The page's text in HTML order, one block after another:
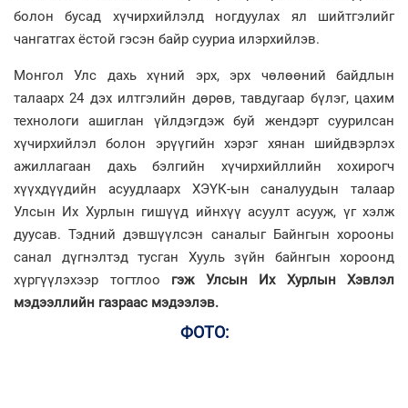
болон бусад хүчирхийлэлд ногдуулах ял шийтгэлийг
чангатгах ёстой гэсэн байр сууриа илэрхийлэв.
Монгол Улс дахь хүний эрх, эрх чөлөөний байдлын
талаарх 24 дэх илтгэлийн дөрөв, тавдугаар бүлэг, цахим
технологи ашиглан үйлдэгдэж буй жендэрт суурилсан
хүчирхийлэл болон эрүүгийн хэрэг хянан шийдвэрлэх
ажиллагаан дахь бэлгийн хүчирхийллийн хохирогч
хүүхдүүдийн асуудлаарх ХЭҮК-ын саналуудын талаар
Улсын Их Хурлын гишүүд ийнхүү асуулт асууж, үг хэлж
дуусав. Тэдний дэвшүүлсэн саналыг Байнгын хорооны
санал дүгнэлтэд тусган Хууль зүйн байнгын хороонд
хүргүүлэхээр тогтлоо гэж Улсын Их Хурлын Хэвлэл
мэдээллийн газраас мэдээлэв.
ФОТО: